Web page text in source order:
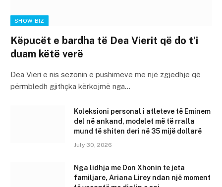
SHOW BIZ
Këpucët e bardha të Dea Vierit që do t’i
duam këtë verë
Dea Vieri e nis sezonin e pushimeve me një zgjedhje që
përmbledh gjithçka kërkojmë nga…
Koleksioni personal i atleteve të Eminem
del në ankand, modelet më të rralla
mund të shiten deri në 35 mijë dollarë
July 30, 2026
Nga lidhja me Don Xhonin te jeta
familjare, Ariana Lirey ndan një moment